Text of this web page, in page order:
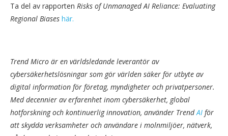
Ta del av rapporten Risks of Unmanaged AI Reliance: Evaluating
Regional Biases här.
Trend Micro är en världsledande leverantör av
cybersäkerhetslösningar som gör världen säker för utbyte av
digital information för företag, myndigheter och privatpersoner.
Med decennier av erfarenhet inom cybersäkerhet, global
hotforskning och kontinuerlig innovation, använder TrendAI för
att skydda verksamheter och användare i molnmiljöer, nätverk,